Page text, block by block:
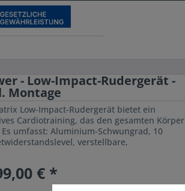
- Low-Impact-Rudergerät -
Montage
Low-Impact-Rudergerät bietet ein
Cardiotraining, das den gesamten Körper
umfasst: Aluminium-Schwungrad, 10
verstellbare,
€ *